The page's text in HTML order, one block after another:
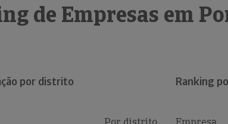
de Empresas em
por distrito Ranking